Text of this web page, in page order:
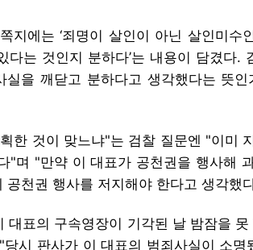
지에는 ‘죄명이 살인이 아닌 살인미수
다는 것인지 분하다’는 내용이 담겼다.
실을 깨닫고 분하다고 생각했다는 뜻
한 것이 맞느냐"는 검찰 질문엔 "이미
"며 "만약 이 대표가 공천권을 행사해
공천권 행사를 저지해야 한다고 생각했
대표의 구속영장이 기각된 날 밤잠을
시 판사가 이 대표의 범죄사실이 소명